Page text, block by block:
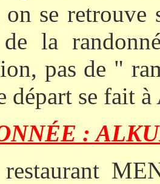
on se
la
pas de "
départ se fait
: